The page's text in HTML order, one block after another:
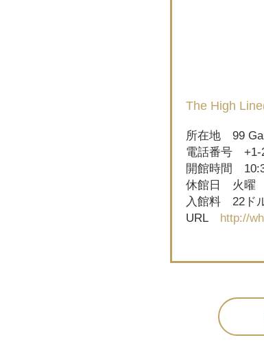
The High
所在地 99
電話番号 +1-
開館時間
休館日 火曜
入館料 22ド
URL http://